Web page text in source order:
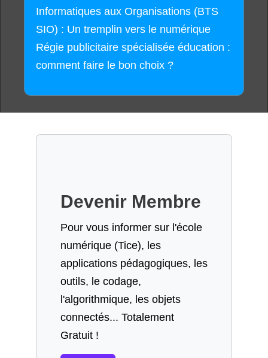
Informatiques aux Organisations (BTS
SIO) : Un tremplin vers le numérique
Régie publicitaire spécialisée éducation :
comment faire le bon choix ?
Devenir Membre
Pour vous informer sur l'école
numérique (Tice), les
applications pédagogiques, les
outils, le codage,
l'algorithmique, les objets
connectés... Totalement
Gratuit !